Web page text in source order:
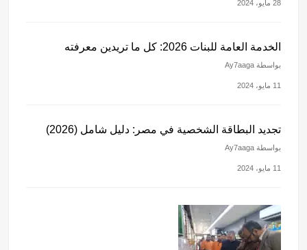
28 مايو، 2024
الخدمة العامة للبنات 2026: كل ما تريدين معرفته
بواسطة Ay7aaga
11 مايو، 2024
تجديد البطاقة الشخصية في مصر: دليل شامل (2026)
بواسطة Ay7aaga
11 مايو، 2024